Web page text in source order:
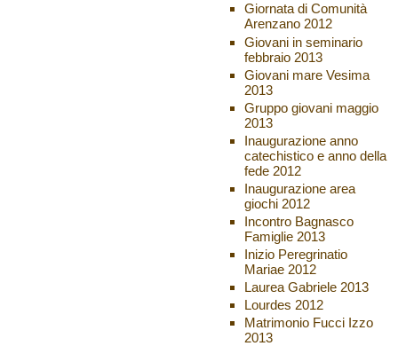
Giornata di Comunità
Arenzano 2012
Giovani in seminario
febbraio 2013
Giovani mare Vesima
2013
Gruppo giovani maggio
2013
Inaugurazione anno
catechistico e anno della
fede 2012
Inaugurazione area
giochi 2012
Incontro Bagnasco
Famiglie 2013
Inizio Peregrinatio
Mariae 2012
Laurea Gabriele 2013
Lourdes 2012
Matrimonio Fucci Izzo
2013